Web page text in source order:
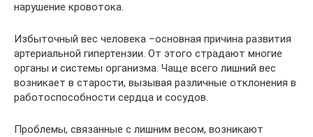
нарушение кровотока.
Избыточный вес человека –основная причина развития
артериальной гипертензии. От этого страдают многие
органы и системы организма. Чаще всего лишний вес
возникает в старости, вызывая различные отклонения в
работоспособности сердца и сосудов.
Проблемы, связанные с лишним весом, возникают